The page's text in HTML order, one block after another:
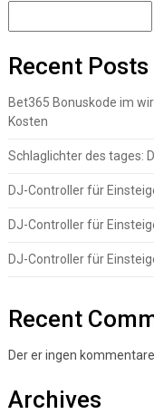
Recent Posts
Bet365 Bonuskode im
Kosten
Schlaglichter des tages:
DJ-Controller für
DJ-Controller für
DJ-Controller für
Recent
Der er ingen
Archives